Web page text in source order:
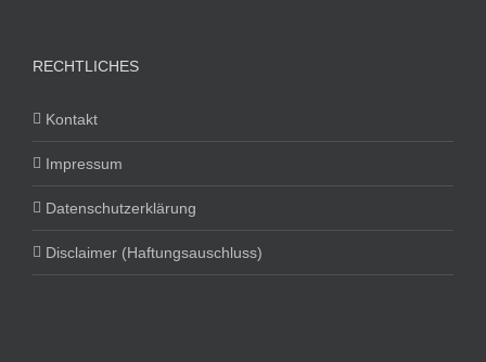
RECHTLICHES
Kontakt
Impressum
Datenschutzerklärung
Disclaimer (Haftungsauschluss)